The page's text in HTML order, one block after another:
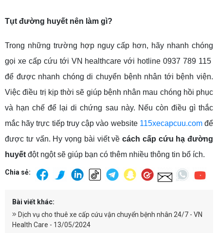
Tụt đường huyết nên làm gì?
Trong những trường hợp nguy cấp hơn, hãy nhanh chóng
gọi xe cấp cứu tới VN healthcare với hotline 0937 789 115
để được nhanh chóng di chuyển bệnh nhân tới bệnh viện.
Việc điều trị kịp thời sẽ giúp bệnh nhân mau chóng hồi phục
và hạn chế để lại di chứng sau này. Nếu còn điều gì thắc
mắc hãy trực tiếp truy cập vào website 115xecapcuu.comđể
được tư vấn. Hy vọng bài viết về cách cấp cứu hạ đường
huyếtđột ngột sẽ giúp bạn có thêm nhiều thông tin bổ ích.
Chia sẻ:
Bài viết khác:
Dịch vụ cho thuê xe cấp cứu vận chuyển bệnh nhân 24/7 - VN
Health Care - 13/05/2024